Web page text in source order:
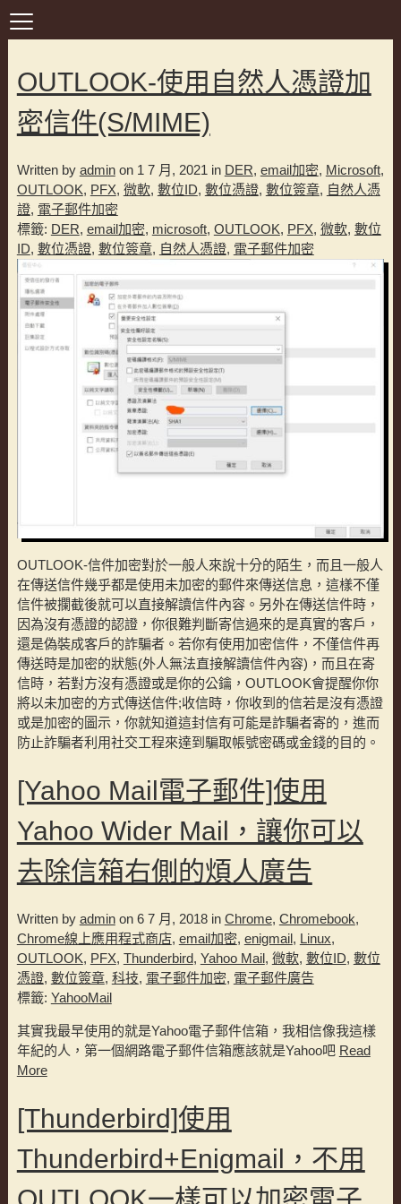
OUTLOOK-使用自然人憑證加
密信件(S/MIME)
Written by adminon 1 7 月, 2021 in DER, email加密, Microsoft,
OUTLOOK, PFX, 微軟, 數位ID, 數位憑證, 數位簽章, 自然人憑
證, 電子郵件加密
標籤: DER, email加密, microsoft, OUTLOOK, PFX, 微軟, 數位
ID, 數位憑證, 數位簽章, 自然人憑證, 電子郵件加密
OUTLOOK-信件加密對於一般人來說十分的陌生，而且一般人
在傳送信件幾乎都是使用未加密的郵件來傳送信息，這樣不僅
信件被攔截後就可以直接解讀信件內容。另外在傳送信件時，
因為沒有憑證的認證，你很難判斷寄信過來的是真實的客戶，
還是偽裝成客戶的詐騙者。若你有使用加密信件，不僅信件再
傳送時是加密的狀態(外人無法直接解讀信件內容)，而且在寄
信時，若對方沒有憑證或是你的公鑰，OUTLOOK會提醒你你
將以未加密的方式傳送信件;收信時，你收到的信若是沒有憑證
或是加密的圖示，你就知道這封信有可能是詐騙者寄的，進而
防止詐騙者利用社交工程來達到騙取帳號密碼或金錢的目的。
[Yahoo Mail電子郵件]使用
Yahoo Wider Mail，讓你可以
去除信箱右側的煩人廣告
Written by adminon 6 7 月, 2018 in Chrome, Chromebook,
Chrome線上應用程式商店, email加密, enigmail, Linux,
OUTLOOK, PFX, Thunderbird, Yahoo Mail, 微軟, 數位ID, 數位
憑證, 數位簽章, 科技, 電子郵件加密, 電子郵件廣告
標籤: YahooMail
其實我最早使用的就是Yahoo電子郵件信箱，我相信像我這樣
年紀的人，第一個網路電子郵件信箱應該就是Yahoo吧 Read
More
[Thunderbird]使用
Thunderbird+Enigmail，不用